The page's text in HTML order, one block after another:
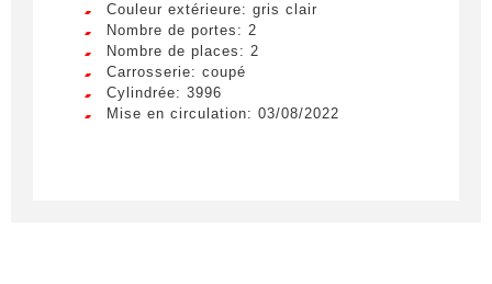
Couleur extérieure: gris clair
Nombre de portes: 2
Nombre de places: 2
Carrosserie: coupé
Cylindrée: 3996
Mise en circulation: 03/08/2022